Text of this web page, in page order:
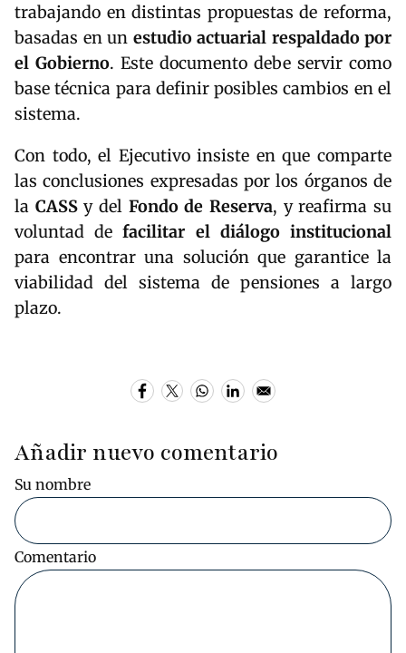
trabajando en distintas propuestas de reforma,
basadas en un estudio actuarial respaldado por
el Gobierno. Este documento debe servir como
base técnica para definir posibles cambios en el
sistema.
Con todo, el Ejecutivo insiste en que comparte
las conclusiones expresadas por los órganos de
la CASSy del Fondo de Reserva, y reafirma su
voluntad defacilitar el diálogo institucional
para encontrar una solución que garantice la
viabilidad del sistema de pensiones a largo
plazo.
Añadir nuevo comentario
Su nombre
Comentario